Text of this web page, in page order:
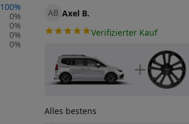
100%
0%
0%
0%
0%
AB Axel B.
Verifizierter Kauf
+
Alles bestens